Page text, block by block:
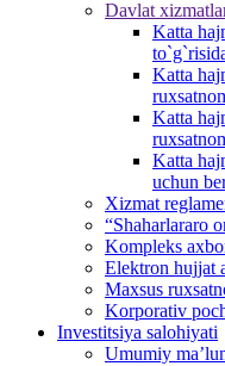
Davlat
Katta
Katta
Katta
Katta
uchun
Xizmat
“Shaharlararo
Kompleks
Elektron hujjat
Maxsus
Korporativ
Investitsiya salohiyati
Umumiy